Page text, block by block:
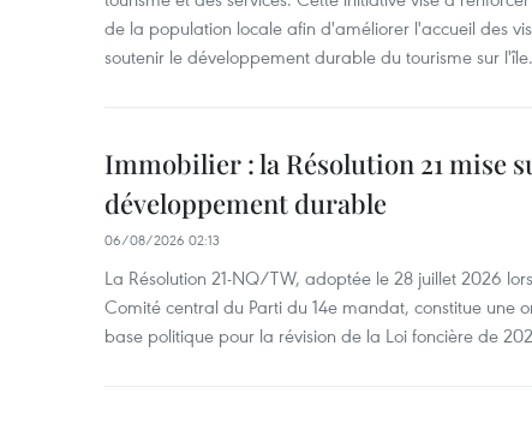
de la population locale afin d'améliorer l'accueil des
soutenir le développement durable du tourisme sur l'île.
Immobilier : la Résolution 21 mise
développement durable
06/08/2026 02:13
La Résolution 21-NQ/TW, adoptée le 28 juillet 2026
Comité central du Parti du 14e mandat, constitue une
base politique pour la révision de la Loi foncière de